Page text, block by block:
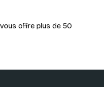
offre plus de 50